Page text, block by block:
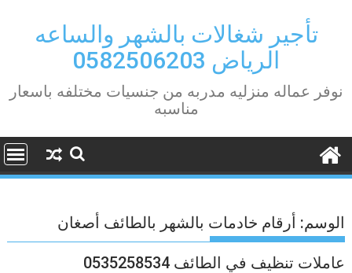
contentتأجير شغالات بالشهر والساعه
الرياض 0582506203
نوفر عماله منزليه مدربه من جنسيات مختلفه باسعار
مناسبه
الوسم: أرقام خادمات بالشهر بالطائف أصغان
عاملات تنظيف في الطائف 0535258534